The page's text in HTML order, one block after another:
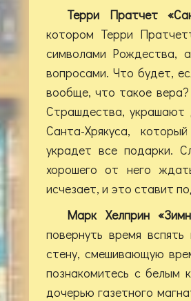
Терри Пратчет
котором Терри
символами Рождества,
вопросами. Что будет,
вообще, что такое
Страшдества, украшают
Санта-Хрякуса,
украдет все подарки.
хорошего от него
исчезает, и это ставит
Марк Хелприн
повернуть время
стену, смешивающую
познакомитесь с белым
дочерью газетного